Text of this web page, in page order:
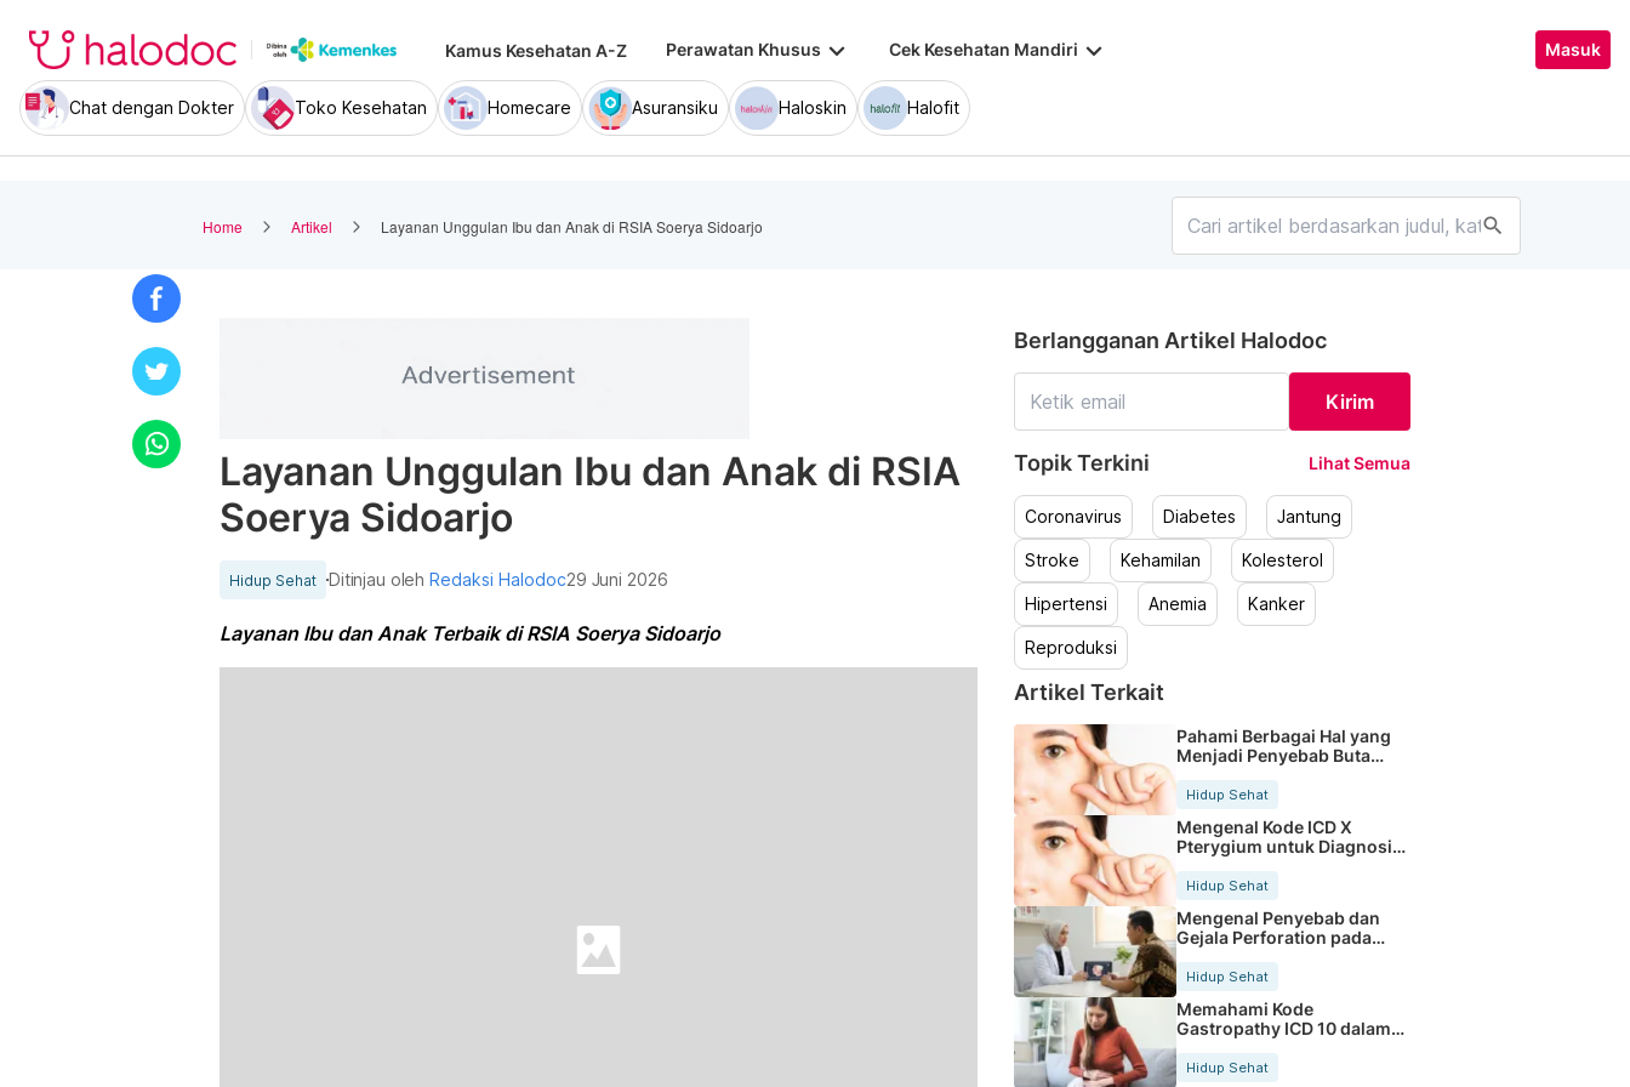
Kamus Kesehatan A-Z Perawatan Khusus keyboard_arrow_down Cek Kesehatan Mandiri keyboard_arrow_down Masuk
Chat dengan Dokter Toko Kesehatan Homecare Asuransiku Haloskin Halofit
Home Artikel Layanan Unggulan Ibu dan Anak di RSIA Soerya Sidoarjo search
Layanan Unggulan Ibu dan Anak di RSIA
Soerya Sidoarjo
Hidup Sehat Ditinjau olehRedaksi Halodoc29 Juni 2026
Layanan Ibu dan Anak Terbaik di RSIA Soerya Sidoarjo
Berlangganan Artikel Halodoc
Kirim
Topik Terkini Lihat Semua
Coronavirus Diabetes Jantung
Stroke Kehamilan Kolesterol
Hipertensi Anemia Kanker
Reproduksi
Artikel Terkait
Pahami Berbagai Hal yang
Menjadi Penyebab Buta
Hidup Sehat
Mengenal Kode ICD X
Pterygium untuk Diagnosis
Hidup Sehat
Mengenal Penyebab dan
Gejala Perforation pada
Tubuh
Hidup Sehat
Memahami Kode
Gastropathy ICD 10 dalam
Rekam Medis Pasien
Hidup Sehat